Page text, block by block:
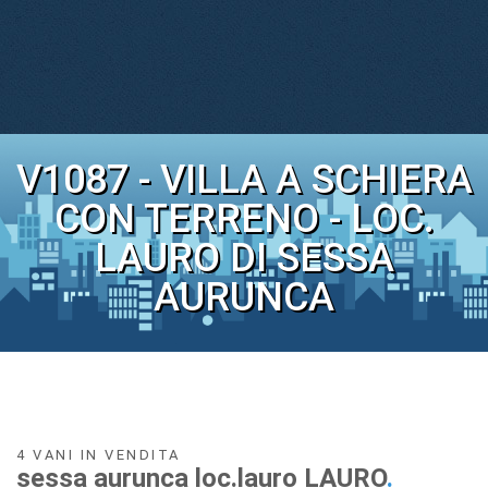
V1087 - VILLA A SCHIERA
CON TERRENO - LOC.
LAURO DI SESSA
AURUNCA
4 VANI IN VENDITA
sessa aurunca loc.lauro LAURO.